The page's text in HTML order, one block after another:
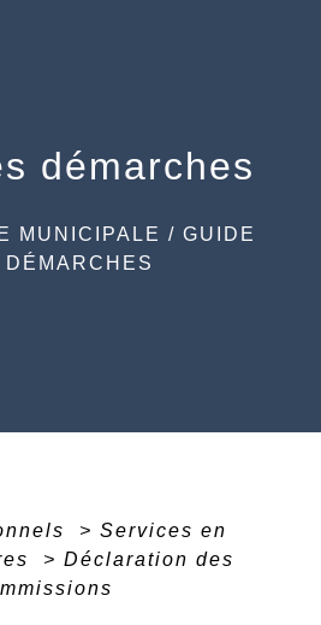
démarches
MUNICIPALE / GUIDE
DÉMARCHES
> Services en
> Déclaration des